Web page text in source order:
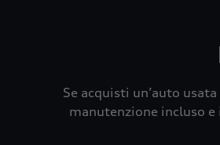
Se acquisti un’auto
manutenzione incluso